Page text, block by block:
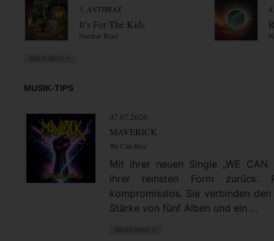
3. ANTHRAX
It’s For The Kids
Nuclear Blast
MUSIK-TIPS
07.07.2026
MAVERICK
We Can Rise
Mit ihrer neuen Single „WE CAN
ihrer reinsten Form zurück.
kompromisslos. Sie verbinden
Stärke von fünf Alben und ein ...